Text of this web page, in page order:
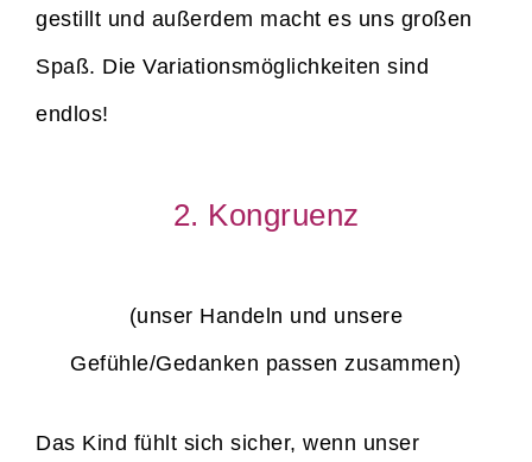
gestillt und außerdem macht es uns großen
Spaß. Die Variationsmöglichkeiten sind
endlos!
2. Kongruenz
(unser Handeln und unsere
Gefühle/Gedanken passen zusammen)
Das Kind fühlt sich sicher, wenn unser